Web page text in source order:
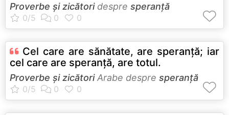
Proverbe și zicătoridespre speranță
Cel care are sănătate, are speranţă; iar
cel care are speranţă, are totul.
Proverbe și zicătoriArabe despre speranță